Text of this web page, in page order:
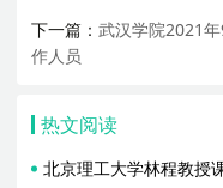
下一篇：武汉学院2021
作人员
热文阅读
北京理工大学林程教授